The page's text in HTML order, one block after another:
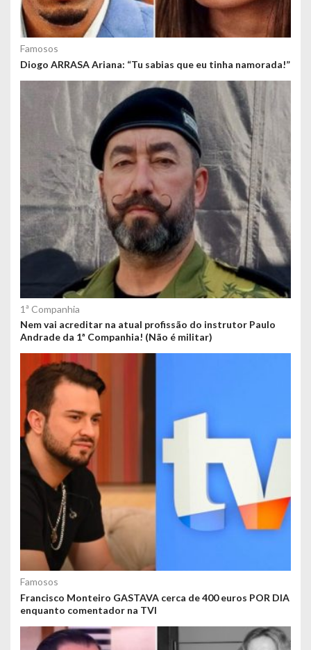
Famosos
Diogo ARRASA Ariana: “Tu sabias que eu tinha namorada!”
1ª Companhia
Nem vai acreditar na atual profissão do instrutor Paulo
Andrade da 1ª Companhia! (Não é militar)
Famosos
Francisco Monteiro GASTAVA cerca de 400 euros POR DIA
enquanto comentador na TVI